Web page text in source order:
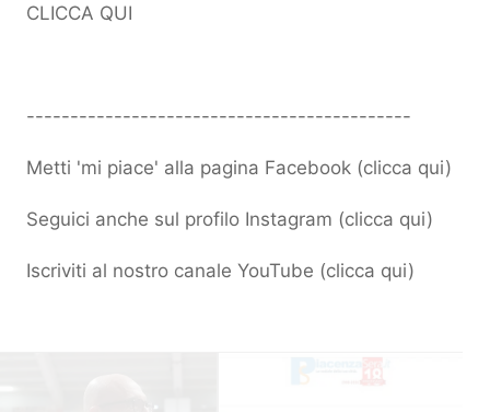
CLICCA QUI
--------------------------------------------
Metti 'mi piace' alla pagina Facebook (clicca qui)
Seguici anche sul profilo Instagram (clicca qui)
Iscriviti al nostro canale YouTube (clicca qui)